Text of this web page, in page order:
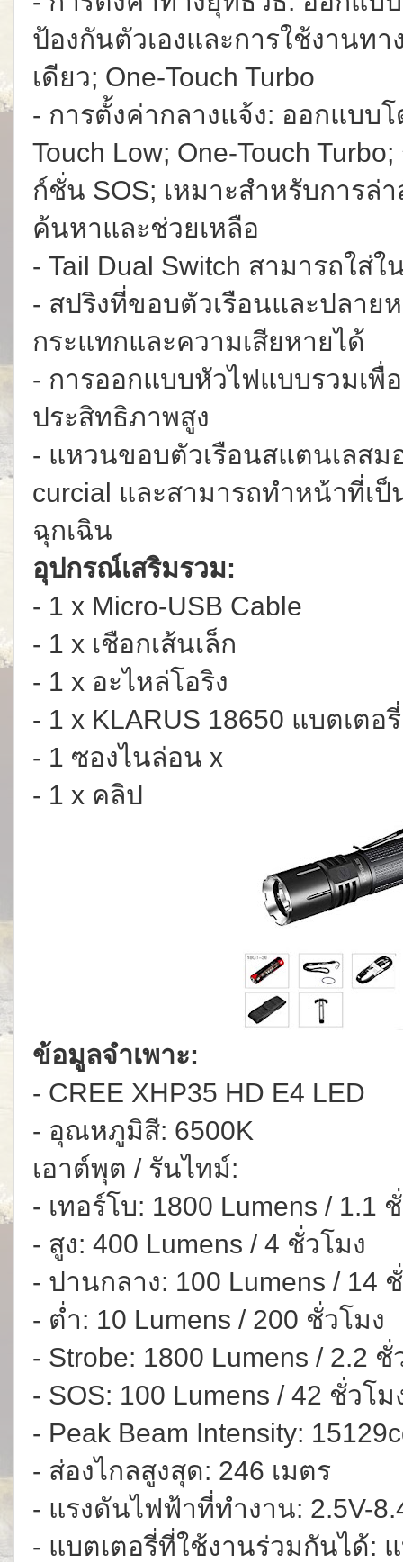
ป้องกันตัวเองและการใช้งานท
เดียว; One-Touch Turbo
- การตั้งค่ากลางแจ้ง: ออกแบบ
Touch Low; One-Touch
ก์ชั่น SOS; เหมาะสำหรับการล่
ค้นหาและช่วยเหลือ
- Tail Dual Switch สามารถใส่
- สปริงที่ขอบตัวเรือนและปลาย
กระแทกและความเสียหายได้
- การออกแบบหัวไฟแบบรวมเพื่
ประสิทธิภาพสูง
- แหวนขอบตัวเรือนสแตนเลส
curcial และสามารถทำหน้าที่เ
ฉุกเฉิน
อุปกรณ์เสริมรวม:
- 1 x Micro-USB Cable
- 1 x เชือกเส้นเล็ก
- 1 x อะไหล่โอริง
- 1 x KLARUS 18650 แบตเตอรี่
- 1 ซองไนล่อน x
- 1 x คลิป
ข้อมูลจำเพาะ:
- CREE XHP35 HD E4 LED
- อุณหภูมิสี: 6500K
เอาต์พุต / รันไทม์:
- เทอร์โบ: 1800 Lumens / 1.1
- สูง: 400 Lumens / 4 ชั่วโมง
- ปานกลาง: 100 Lumens / 14
- ต่ำ: 10 Lumens / 200 ชั่วโมง
- Strobe: 1800 Lumens / 2.2 ชั่
- SOS: 100 Lumens / 42 ชั่วโม
- Peak Beam Intensity:
- ส่องไกลสูงสุด: 246 เมตร
- แรงดันไฟฟ้าที่ทำงาน: 2.5V-
- แบตเตอรี่ที่ใช้งานร่วมกันได้: